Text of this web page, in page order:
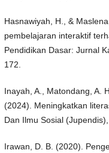
Hasnawiyah, H., &
pembelajaran interaktif
Pendidikan Dasar: Jurnal
172.
Inayah, A., Matondang, A.
(2024). Meningkatkan
Dan Ilmu Sosial
Irawan, D. B. (2020).